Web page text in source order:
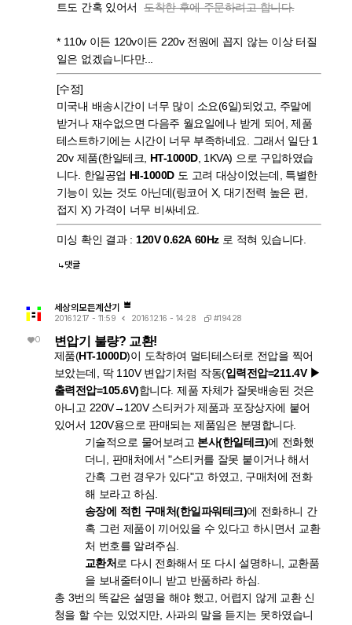
트도 간혹 있어서도착한 후에 주문하려고 합니다.
* 110v 이든 120v이든 220v 전원에 꼽지 않는 이상 터질
일은 없겠습니다만...
[수정]
미국내 배송시간이 너무 많이 소요(6일)되었고, 주말에
받거나 재수없으면 다음주 월요일에나 받게 되어, 제품
테스트하기에는 시간이 너무 부족하네요. 그래서 일단 1
20v 제품(한일테크, HT-1000D, 1KVA) 으로 구입하였습
니다. 한일공업 HI-1000D도 고려 대상이었는데, 특별한
기능이 있는 것도 아닌데(링코어 X, 대기전력 높은 편,
접지 X) 가격이 너무 비싸네요.
미싱 확인 결과 : 120V 0.62A 60Hz로 적혀 있습니다.
댓글
0
세상의모든계산기
2016.12.17 - 11:59 2016.12.16 - 14:28 #19428
변압기 불량? 교환!
제품(HT-1000D)이 도착하여 멀티테스터로 전압을 찍어
보았는데, 딱 110V 변압기처럼 작동(입력전압=211.4V ▶
출력전압=105.6V)합니다. 제품 자체가 잘못배송된 것은
아니고 220V→120V 스티커가 제품과 포장상자에 붙어
있어서 120V용으로 판매되는 제품임은 분명합니다.
기술적으로 물어보려고 본사(한일테크)에 전화했
더니, 판매처에서 "스티커를 잘못 붙이거나 해서
간혹 그런 경우가 있다"고 하였고, 구매처에 전화
해 보라고 하심.
송장에 적힌 구매처(한일파워테크)에 전화하니 간
혹 그런 제품이 끼어있을 수 있다고 하시면서 교환
처 번호를 알려주심.
교환처로 다시 전화해서 또 다시 설명하니, 교환품
을 보내줄터이니 받고 반품하라 하심.
총 3번의 똑같은 설명을 해야 했고, 어렵지 않게 교환 신
청을 할 수는 있었지만, 사과의 말을 듣지는 못하였습니